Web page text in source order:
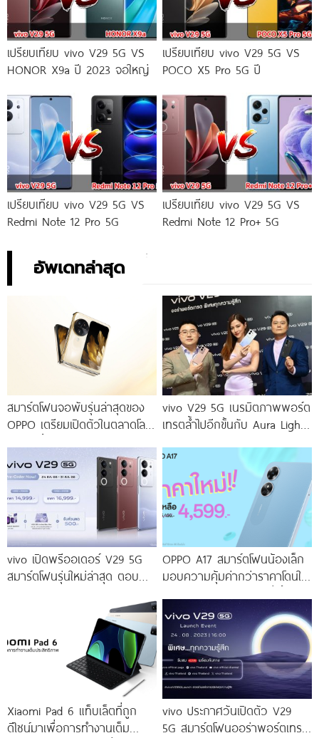
เปรียบเทียบ vivo V29 5G VS
HONOR X9a ปี 2023 จอใหญ่
เปรียบเทียบ vivo V29 5G VS
POCO X5 Pro 5G ปี
เปรียบเทียบ vivo V29 5G VS
Redmi Note 12 Pro 5G
เปรียบเทียบ vivo V29 5G VS
Redmi Note 12 Pro+ 5G
อัพเดทล่าสุด
สมาร์ตโฟนจอพับรุ่นล่าสุดของ
OPPO เตรียมเปิดตัวในตลาดโลก
vivo V29 5G เนรมิตภาพพอร์ต
เทรตล้ำไปอีกขั้นกับ Aura Light
โดดเด่นด้วยสุนทรียศาสตร์แห่ง
vivo เปิดพรีออเดอร์ V29 5G
สมาร์ตโฟนรุ่นใหม่ล่าสุด ตอบ
ราคาเริ่มต้นเพียง 14,999 บาท
จัดเต็มกับโปรโมชันพิเศษก่อนใคร
OPPO A17 สมาร์ตโฟนน้องเล็ก
มอบความคุ้มค่ากว่าราคาโดนใจ
ราคาใหม่เพียง 4,599 บาท
เท่านั้น!
Xiaomi Pad 6 แท็บเล็ตที่ถูก
ดีไซน์มาเพื่อการทำงานเต็ม
vivo ประกาศวันเปิดตัว V29
5G สมาร์ตโฟนออร่าพอร์ตเทร